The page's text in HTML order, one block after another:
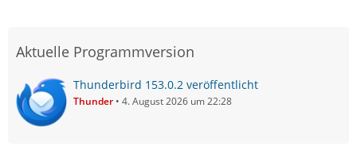
Aktuelle Programmversion
Thunderbird 153.0.2 veröffentlicht
Thunder 4. August 2026 um 22:28